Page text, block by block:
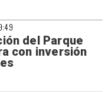
del Parque
con inversión